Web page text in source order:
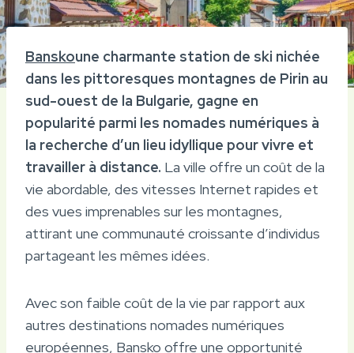
Banskoune charmante station de ski nichée
dans les pittoresques montagnes de Pirin au
sud-ouest de la Bulgarie, gagne en
popularité parmi les nomades numériques à
la recherche d’un lieu idyllique pour vivre et
travailler à distance. La ville offre un coût de la
vie abordable, des vitesses Internet rapides et
des vues imprenables sur les montagnes,
attirant une communauté croissante d’individus
partageant les mêmes idées.
Avec son faible coût de la vie par rapport aux
autres destinations nomades numériques
européennes, Bansko offre une opportunité